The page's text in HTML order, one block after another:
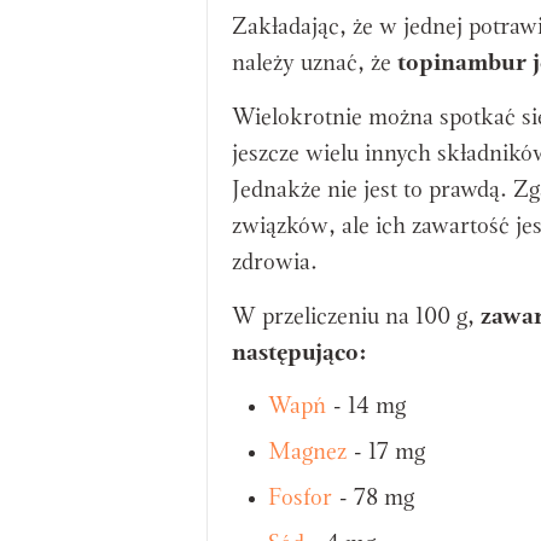
Zakładając, że w jednej
należy uznać, że topinambur
Wielokrotnie można spotkać
jeszcze wielu innych
Jednakże nie jest to prawdą.
związków, ale ich zawartość
zdrowia.
W przeliczeniu na 100 g,
następująco:
Wapń - 14 mg
Magnez - 17 mg
Fosfor - 78 mg